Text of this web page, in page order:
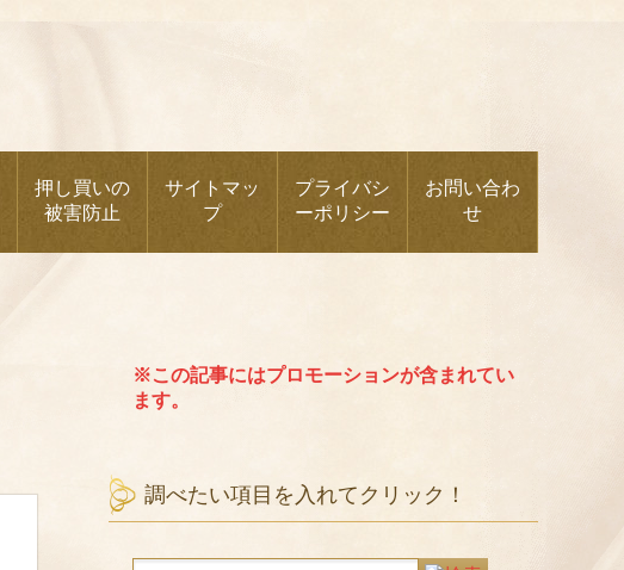
押し買いの
被害防止
サイトマッ
プ
プライバシ
ーポリシー
お問い合わ
せ
※この記事にはプロモーションが含まれてい
ます。
調べたい項目を入れてクリック！